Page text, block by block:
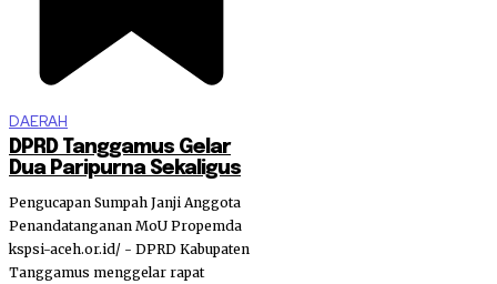
DAERAH
DPRD Tanggamus Gelar
Dua Paripurna Sekaligus
Pengucapan Sumpah Janji Anggota
Penandatanganan MoU Propemda
kspsi-aceh.or.id/ - DPRD Kabupaten
Tanggamus menggelar rapat